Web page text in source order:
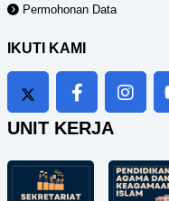
Permohonan Data
IKUTI KAMI
UNIT KERJA